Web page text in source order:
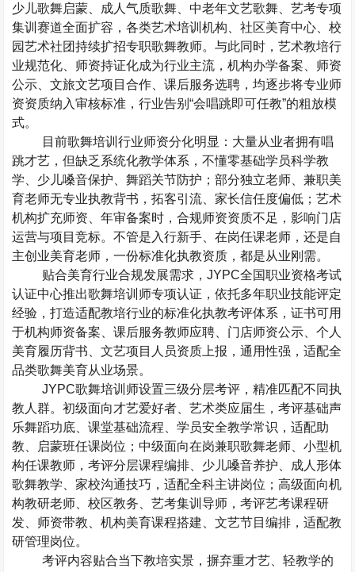
少儿歌舞启蒙、成人气质歌舞、中老年文艺歌舞、艺考专项
集训赛道全面扩容，各类艺术培训机构、社区美育中心、校
园艺术社团持续扩招专职歌舞教师。与此同时，艺术教培行
业规范化、师资持证化成为行业主流，机构办学备案、师资
公示、文旅文艺项目合作、课后服务选聘，均逐步将专业师
资资质纳入审核标准，行业告别“会唱跳即可任教”的粗放模
式。
目前歌舞培训行业师资分化明显：大量从业者拥有唱
跳才艺，但缺乏系统化教学体系，不懂零基础学员科学教
学、少儿嗓音保护、舞蹈关节防护；部分独立老师、兼职美
育老师无专业执教背书，拓客引流、家长信任度偏低；艺术
机构扩充师资、年审备案时，合规师资资质不足，影响门店
运营与项目竞标。不管是入行新手、在岗任课老师，还是自
主创业美育老师，一份标准化执教资质，都是从业刚需。
贴合美育行业合规发展需求， JYPC全国职业资格考试
认证中心推出歌舞培训师专项认证，依托多年职业技能评定
经验，打造适配教培行业的标准化执教考评体系，证书可用
于机构师资备案、课后服务教师应聘、门店师资公示、个人
美育履历背书、文艺项目人员资质上报，通用性强，适配全
品类歌舞美育从业场景。
JYPC歌舞培训师设置三级分层考评，精准匹配不同执
教人群。初级面向才艺爱好者、艺术类应届生，考评基础声
乐舞蹈功底、课堂基础流程、学员安全教学常识，适配助
教、启蒙班任课岗位；中级面向在岗兼职歌舞老师、小型机
构任课教师，考评分层课程编排、少儿嗓音养护、成人形体
歌舞教学、家校沟通技巧，适配全科主讲岗位；高级面向机
构教研老师、校区教务、艺考集训导师，考评艺考课程研
发、师资带教、机构美育课程搭建、文艺节目编排，适配教
研管理岗位。
考评内容贴合当下教培实景，摒弃重才艺、轻教学的